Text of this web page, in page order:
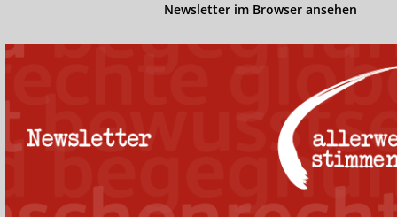
Newsletter im Browser ansehen